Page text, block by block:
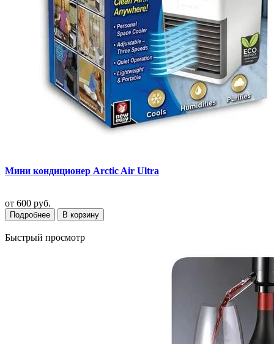
Мини кондиционер Arctic Air Ultra
от 600 руб.
Подробнее В корзину
Быстрый просмотр